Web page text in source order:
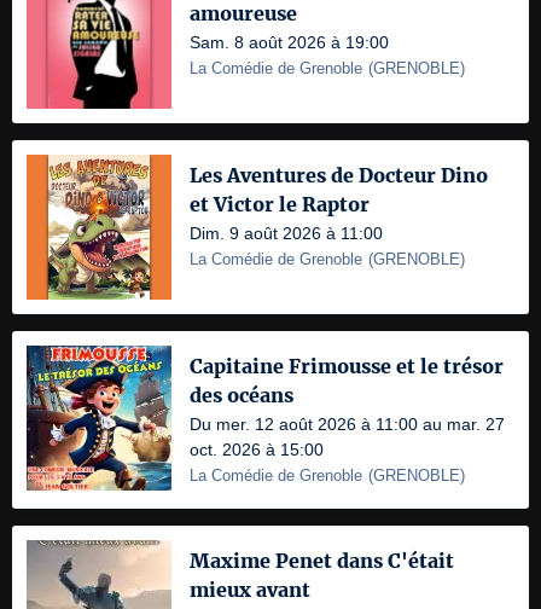
amoureuse
Sam. 8 août 2026 à 19:00
La Comédie de Grenoble (GRENOBLE)
Les Aventures de Docteur Dino
et Victor le Raptor
Dim. 9 août 2026 à 11:00
La Comédie de Grenoble (GRENOBLE)
Capitaine Frimousse et le trésor
des océans
Du mer. 12 août 2026 à 11:00 au mar. 27
oct. 2026 à 15:00
La Comédie de Grenoble (GRENOBLE)
Maxime Penet dans C'était
mieux avant